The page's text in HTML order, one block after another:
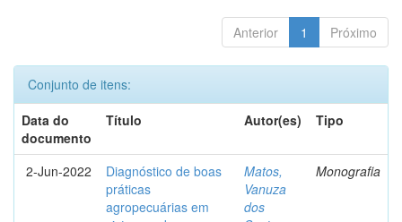
Anterior 1 Próximo
Conjunto de itens:
Data do
documento
Título Autor(es) Tipo
2-Jun-2022
Diagnóstico de boas
práticas
agropecuárias em
Matos,
Vanuza
dos
Monografia